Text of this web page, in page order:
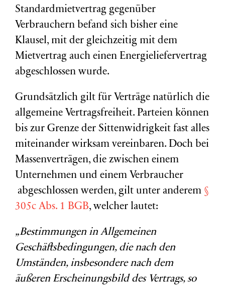
Standardmietvertrag gegenüber
Verbrauchern befand sich bisher eine
Klausel, mit der gleichzeitig mit dem
Mietvertrag auch einen Energieliefervertrag
abgeschlossen wurde.
Grundsätzlich gilt für Verträge natürlich die
allgemeine Vertragsfreiheit. Parteien können
bis zur Grenze der Sittenwidrigkeit fast alles
miteinander wirksam vereinbaren. Doch bei
Massenverträgen, die zwischen einem
Unternehmen und einem Verbraucher
abgeschlossen werden, gilt unter anderem §
305c Abs. 1 BGB, welcher lautet:
„Bestimmungen in Allgemeinen
Geschäftsbedingungen, die nach den
Umständen, insbesondere nach dem
äußeren Erscheinungsbild des Vertrags, so